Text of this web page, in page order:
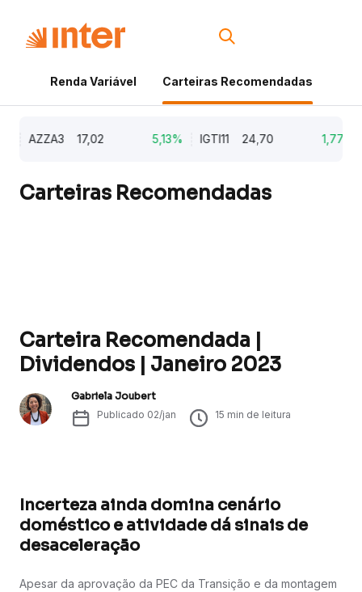
Renda Variável Carteiras Recomendadas
AZZA3 17,02 5,13% IGTI11 24,70 1,77%
Carteiras Recomendadas
Carteira Recomendada |
Dividendos | Janeiro 2023
Gabriela Joubert
Publicado 02/jan 15 min de leitura
Incerteza ainda domina cenário
doméstico e atividade dá sinais de
desaceleração
Apesar da aprovação da PEC da Transição e da montagem